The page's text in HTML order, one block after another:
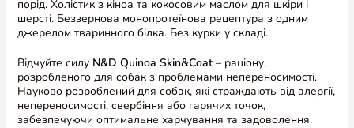
порід. Холістик з кіноа та кокосовим маслом для шкіри і
шерсті. Беззернова монопротеїнова рецептура з одним
джерелом тваринного білка. Без курки у складі.
Відчуйте силу N&D Quinoa Skin&Coat– раціону,
розробленого для собак з проблемами непереносимості.
Науково розроблений для собак, які страждають від алергії,
непереносимості, свербіння або гарячих точок,
забезпечуючи оптимальне харчування та задоволення.